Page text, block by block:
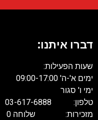
דברו איתנו:
שעות הפעילות:
ימים א'-ה' 09:00-17:00
ימי ו' סגור
טלפון: 03-617-6888
מזכירות: שלוחה 0